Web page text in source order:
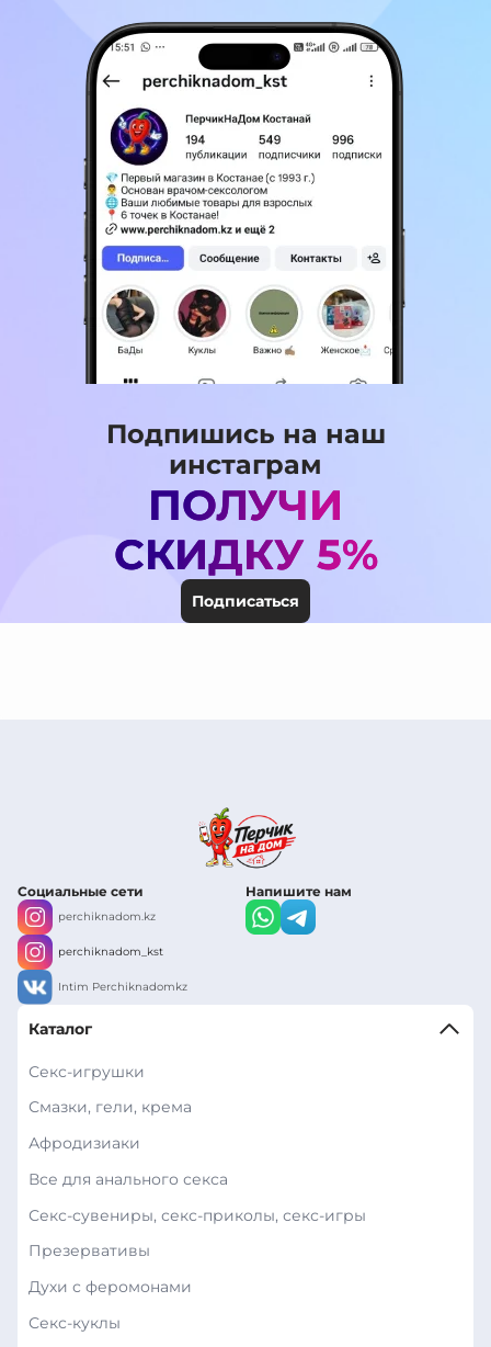
Подпишись на наш
инстаграм
ПОЛУЧИ
СКИДКУ 5%
Подписаться
Социальные сети
perchiknadom.kz
perchiknadom_kst
Intim Perchiknadomkz
Напишите нам
Каталог
Секс-игрушки
Смазки, гели, крема
Афродизиаки
Все для анального секса
Секс-сувениры, секс-приколы, секс-игры
Презервативы
Духи с феромонами
Секс-куклы